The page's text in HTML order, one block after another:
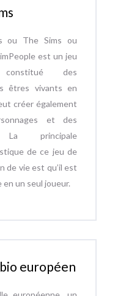
ou The Sims ou
est un jeu
des
êtres vivants en
créer également
et des
principale
de ce jeu de
de vie est qu’il est
en un seul joueur.
européen